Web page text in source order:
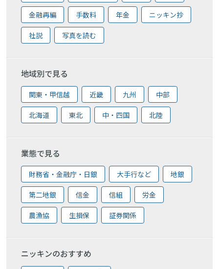
金融再編 手数料 年金 ニッキン抄
社説 写真を読む
地域別で見る
関東・甲信越 近畿 九州 中部
北海道 東北 中・四国 北陸
業態で見る
財務省・金融庁・日銀 大手行など 地銀
第二地銀 信金 信組 労金
農漁協 生損保 証券関係
ニッキンのおすすめ